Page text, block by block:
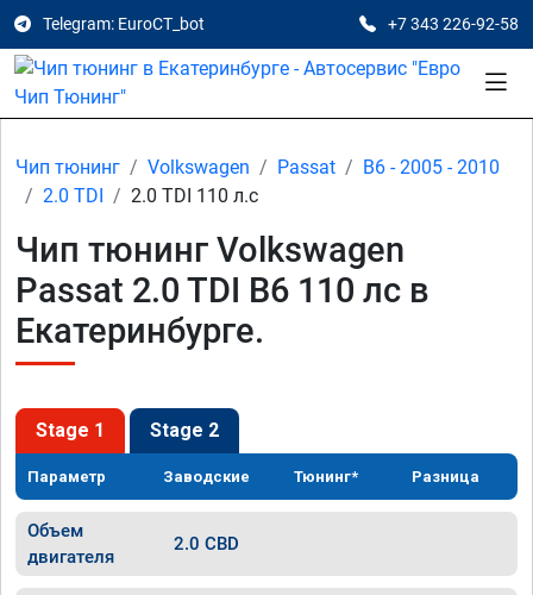
Telegram: EuroCT_bot +7 343 226-92-58
Чип тюнинг Volkswagen Passat
B6 - 2005 - 2010
2.0 TDI
2.0 TDI 110 л.с
Чип тюнинг Volkswagen
Passat 2.0 TDI B6 110 лс в
Екатеринбурге.
Stage 1 Stage 2
Параметр Заводские Тюнинг* Разница
Объем
двигателя
2.0 CBD